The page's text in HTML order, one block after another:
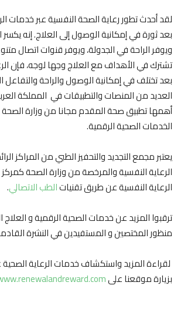
لقد أحدث تطور رعاية الصحة النفسية عبر خدمات
بعد ثورة في إمكانية الوصول إلى العلاج. إنه يكسر
ويوفر الراحة في الجدولة، ويوفر قنوات اتصال
تشترك في الأهداف مع العلاج وجها لوجه، فإن
بعد تختلف في إمكانية الوصول والراحة
العديد من المنصات والتطبيقات في المملكة
أهمها تطبيق صحة المقدم مجانا من وزارة
الخدمات الصحية الرقمية.
يعتبر مجمع التجديد والتحفيز الطبي من المراكز
الرعاية النفسية والمرخصة من وزارة الصحة
الرعاية النفسية عن طريق تقنياتالطبالاتصالي.
ترقبوا المزيد عن خدمات الصحية الرقمية و
منظور المختصين و المستفيدين في النشرة
لقراءة المزيد واستكشاف خدمات الرعاية الصحية
بزيارة موقعنا على